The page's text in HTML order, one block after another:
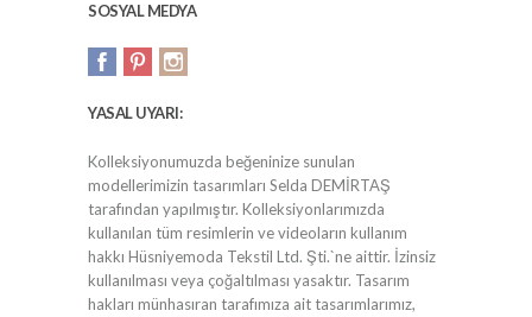
SOSYAL MEDYA
YASAL UYARI:
Kolleksiyonumuzda beğeninize sunulan
modellerimizin tasarımları Selda DEMİRTAŞ
tarafından yapılmıştır. Kolleksiyonlarımızda
kullanılan tüm resimlerin ve videoların kullanım
hakkı Hüsniyemoda Tekstil Ltd. Şti.`ne aittir. İzinsiz
kullanılması veya çoğaltılması yasaktır. Tasarım
hakları münhasıran tarafımıza ait tasarımlarımız,